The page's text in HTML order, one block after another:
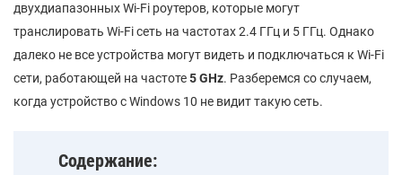
двухдиапазонных Wi-Fi роутеров, которые могут
транслировать Wi-Fi сеть на частотах 2.4 ГГц и 5 ГГц. Однако
далеко не все устройства могут видеть и подключаться к Wi-Fi
сети, работающей на частоте5 GHz. Разберемся со случаем,
когда устройство с Windows 10 не видит такую сеть.
Содержание: